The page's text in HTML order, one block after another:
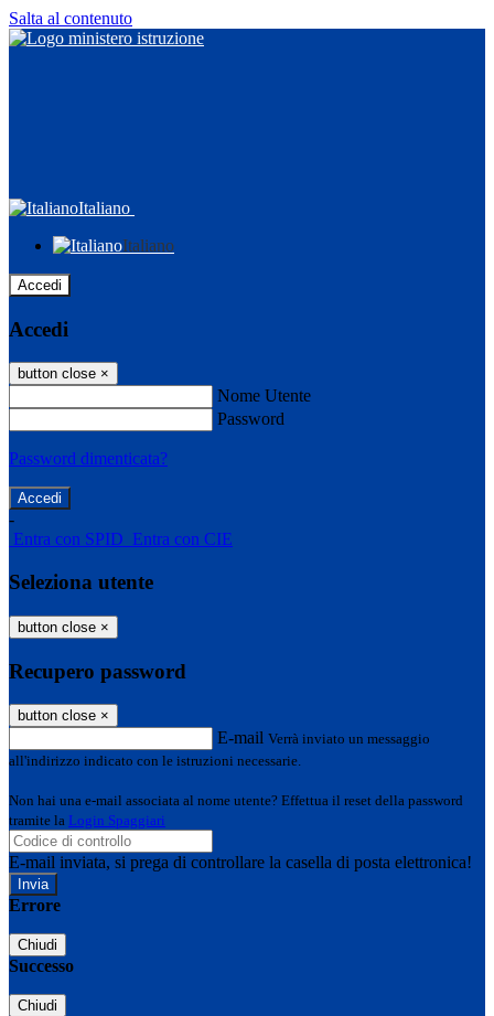
Salta al contenuto
Italiano
Italiano
Accedi
Accedi
button close ×
Nome Utente
Password
Password dimenticata?
-
Entra con SPID Entra con CIE
Seleziona utente
button close ×
Recupero password
button close ×
E-mail Verrà inviato un messaggio
all'indirizzo indicato con le istruzioni necessarie.
Non hai una e-mail associata al nome utente? Effettua il reset della password
tramite la Login Spaggiari
E-mail inviata, si prega di controllare la casella di posta elettronica!
Errore
Chiudi
Successo
Chiudi